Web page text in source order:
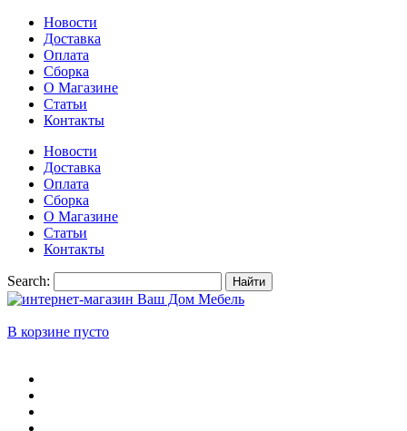
Новости
Доставка
Оплата
Сборка
О Магазине
Статьи
Контакты
Новости
Доставка
Оплата
Сборка
О Магазине
Статьи
Контакты
Search: Найти
В корзине пусто